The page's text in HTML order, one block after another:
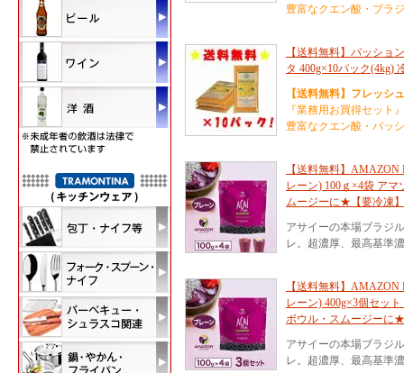
豊富なクエン酸・ブラ
【送料無料】パッショ
タ 400g×10パック(4kg)
【送料無料】フレッシ
『業務用お買得セット
豊富なクエン酸・パッ
【送料無料】
レーン) 100ｇ×4袋 ア
ムージーに★【要冷凍】
アサイーの本場ブラジ
レ。超濃厚、最高基準
【送料無料】
レーン) 400g×3個セッ
ボウル・スムージーに
アサイーの本場ブラジ
レ。超濃厚、最高基準